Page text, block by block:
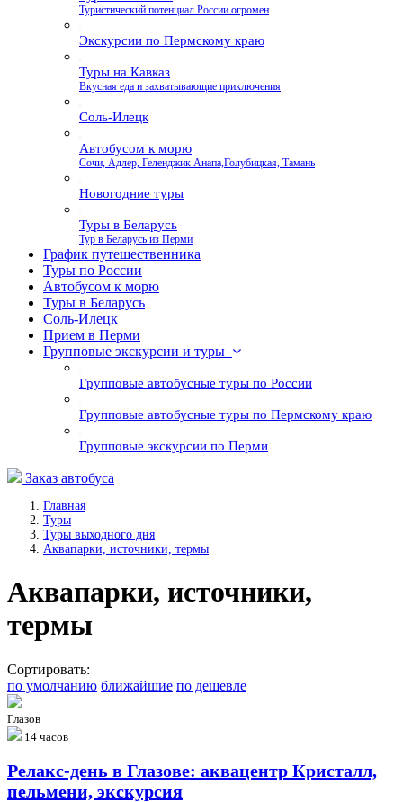
Туристический потенциал России огромен
Экскурсии по Пермскому краю
Туры на Кавказ
Вкусная еда и захватывающие приключения
Соль-Илецк
Автобусом к морю
Сочи, Адлер, Геленджик Анапа,Голубицкая, Тамань
Новогодние туры
Туры в Беларусь
Тур в Беларусь из Перми
График путешественника
Туры по России
Автобусом к морю
Туры в Беларусь
Соль-Илецк
Прием в Перми
Групповые экскурсии и туры
Групповые автобусные туры по России
Групповые автобусные туры по Пермскому краю
Групповые экскурсии по Перми
Заказ автобуса
Главная
Туры
Туры выходного дня
Аквапарки, источники, термы
Аквапарки, источники,
термы
Сортировать:
по умолчанию ближайшие по дешевле
Глазов
14 часов
Релакс‑день в Глазове: аквацентр Кристалл,
пельмени, экскурсия